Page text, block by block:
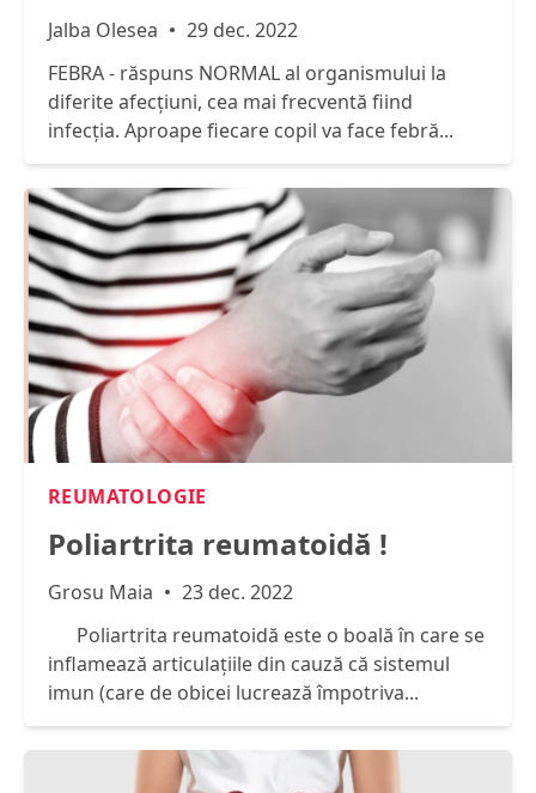
Jalba Olesea
29 dec. 2022
FEBRA - răspuns NORMAL al organismului la
diferite afecțiuni, cea mai frecventă fiind
infecția. Aproape fiecare copil va face febră...
REUMATOLOGIE
Poliartrita reumatoidă !
Grosu Maia
23 dec. 2022
Poliartrita reumatoidă este o boală în care se
inflamează articulațiile din cauză că sistemul
imun (care de obicei lucrează împotriva...